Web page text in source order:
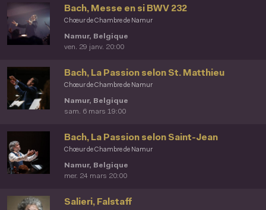
Chœur de Chambre de Namur
Bach, Messe en si BWV 232
Namur, Belgique
ven. 29 janv. 20:00
Chœur de Chambre de Namur
Bach, La Passion selon St. Matthieu
Namur, Belgique
sam. 6 mars 19:00
Chœur de Chambre de Namur
Bach, La Passion selon Saint-Jean
Namur, Belgique
mer. 24 mars 20:00
Salieri, Falstaff